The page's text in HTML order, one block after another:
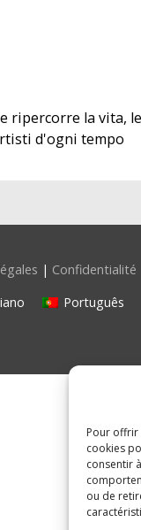
Pour offrir
cookies
consentir
ou de
ripercorre la vita,
d'ogni tempo
| Confidentialité
Português